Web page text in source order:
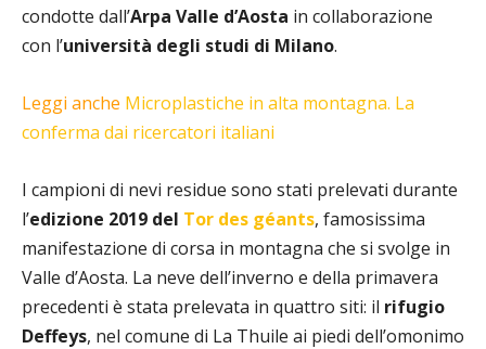
condotte dall’Arpa Valle d’Aosta in collaborazione
con l’università degli studi di Milano.
Leggi anche Microplastiche in alta montagna. La
conferma dai ricercatori italiani
I campioni di nevi residue sono stati prelevati durante
l’edizione 2019 del Tor des géants, famosissima
manifestazione di corsa in montagna che si svolge in
Valle d’Aosta. La neve dell’inverno e della primavera
precedenti è stata prelevata in quattro siti: il rifugio
Deffeys, nel comune di La Thuile ai piedi dell’omonimo